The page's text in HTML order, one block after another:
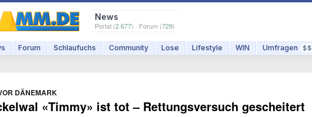
News
Portal (2.677) · Forum (729)
Forum Schlaufuchs Community Lose Lifestyle WIN Umfragen $$
DÄNEMARK
«Timmy» ist tot – Rettungsversuch gescheitert